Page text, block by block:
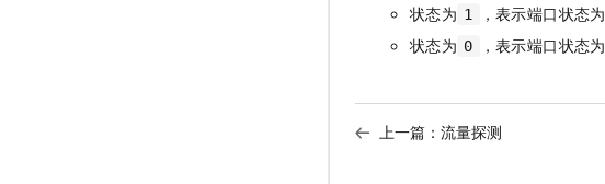
状态为 1 ，表示端口状态为
状态为 0 ，表示端口状态为
上一篇： 流量探测